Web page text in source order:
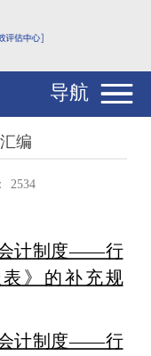
导航
编
2534
会计制度——行
》的补充规
会计制度——行